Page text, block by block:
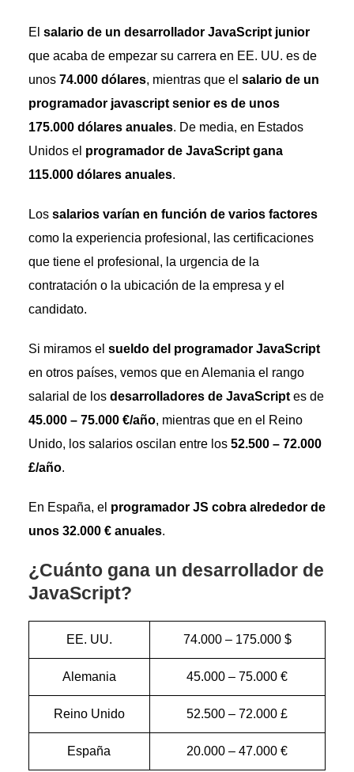
El salario de un desarrollador JavaScript junior
que acaba de empezar su carrera en EE. UU. es de
unos 74.000 dólares, mientras que el salario de un
programador javascript senior es de unos
175.000 dólares anuales. De media, en Estados
Unidos el programador de JavaScript gana
115.000 dólares anuales.
Los salarios varían en función de varios factores
como la experiencia profesional, las certificaciones
que tiene el profesional, la urgencia de la
contratación o la ubicación de la empresa y el
candidato.
Si miramos el sueldo del programador JavaScript
en otros países, vemos que en Alemania el rango
salarial de los desarrolladores de JavaScript es de
45.000 – 75.000 €/año, mientras que en el Reino
Unido, los salarios oscilan entre los 52.500 – 72.000
£/año.
En España, el programador JS cobra alrededor de
unos 32.000 € anuales.
¿Cuánto gana un desarrollador de
JavaScript?
EE. UU. 74.000 – 175.000 $
Alemania 45.000 – 75.000 €
Reino Unido 52.500 – 72.000 £
España 20.000 – 47.000 €